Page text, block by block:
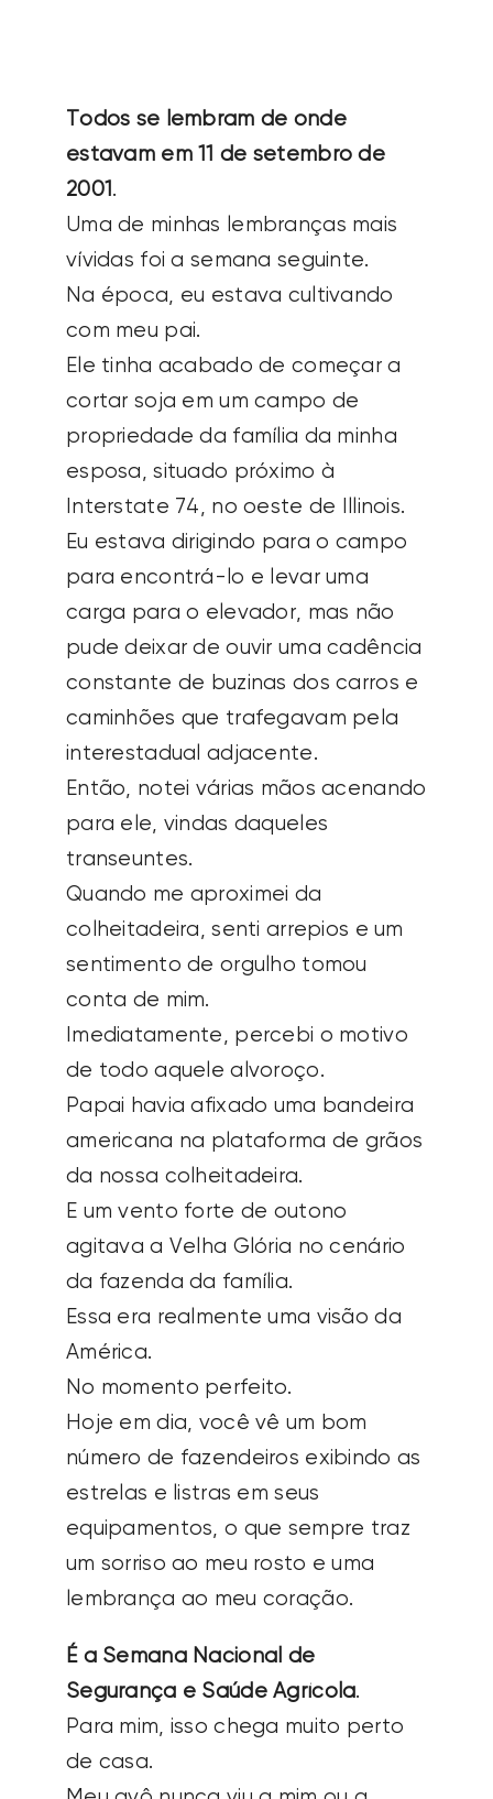
Todos se lembram de onde
estavam em 11 de setembro de
2001 .
Uma de minhas lembranças mais
vívidas foi a semana seguinte.
Na época, eu estava cultivando
com meu pai.
Ele tinha acabado de começar a
cortar soja em um campo de
propriedade da família da minha
esposa, situado próximo à
Interstate 74, no oeste de Illinois.
Eu estava dirigindo para o campo
para encontrá-lo e levar uma
carga para o elevador, mas não
pude deixar de ouvir uma cadência
constante de buzinas dos carros e
caminhões que trafegavam pela
interestadual adjacente.
Então, notei várias mãos acenando
para ele, vindas daqueles
transeuntes.
Quando me aproximei da
colheitadeira, senti arrepios e um
sentimento de orgulho tomou
conta de mim.
Imediatamente, percebi o motivo
de todo aquele alvoroço.
Papai havia afixado uma bandeira
americana na plataforma de grãos
da nossa colheitadeira.
E um vento forte de outono
agitava a Velha Glória no cenário
da fazenda da família.
Essa era realmente uma visão da
América.
No momento perfeito.
Hoje em dia, você vê um bom
número de fazendeiros exibindo as
estrelas e listras em seus
equipamentos, o que sempre traz
um sorriso ao meu rosto e uma
lembrança ao meu coração.
É a Semana Nacional de
Segurança e Saúde Agrícola.
Para mim, isso chega muito perto
de casa.